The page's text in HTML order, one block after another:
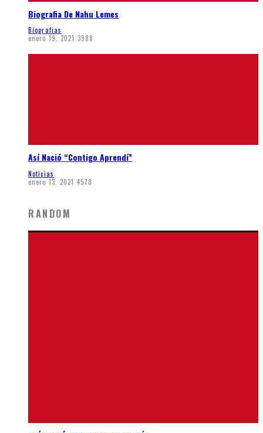
Biografia De Nahu Lemes
Biografias
enero 19, 2021 3988
Así Nació “Contigo Aprendí”
Noticias
enero 13, 2021 4578
RANDOM